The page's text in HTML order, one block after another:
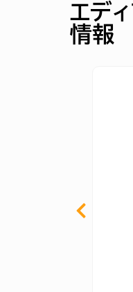
エデ
情報